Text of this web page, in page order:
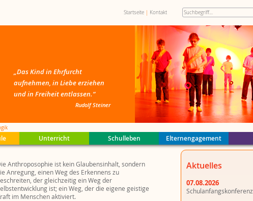
Startseite Kontakt
„Das Kind in Ehrfurcht
aufnehmen, in Liebe erziehen
und in Freiheit entlassen.“
Rudolf Steiner
Unterricht Schulleben Elternengagement
+ Feiertage Grüne Zukunft
Öffnungszeiten
Gebäude + Gelände
Verein
Regional
Schutzkonzept
Oberstufenforum
Fachunterricht
Abschlüsse
Projektarbeiten
Haus Schulküche
Schulbibliothek
Tür
Tag der offenen Tür
2021
Kleidermarkt
Links Archiv Wochenblatt Bildungsspender
Anthroposophie ist kein Glaubensinhalt, sondern
Anregung, einen Weg des Erkennens zu
der gleichzeitig ein Weg der
ist; ein Weg, der die eigene geistige
im Menschen aktiviert.
Aktuelles
07.08.2026
Schulanfangskonferenz